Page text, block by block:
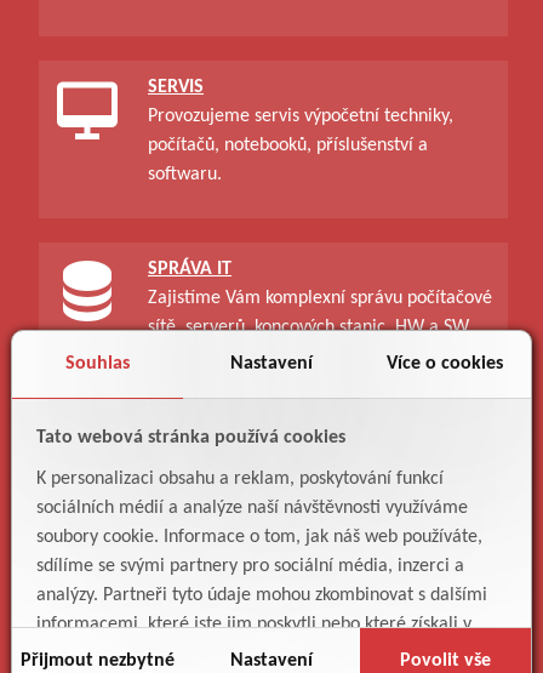
Souhlas Nastavení Více o cookies
Tato webová stránka používá cookies
K personalizaci obsahu a reklam, poskytování funkcí
sociálních médií a analýze naší návštěvnosti využíváme
soubory cookie. Informace o tom, jak náš web používáte,
sdílíme se svými partnery pro sociální média, inzerci a
analýzy. Partneři tyto údaje mohou zkombinovat s dalšími
informacemi, které jste jim poskytli nebo které získali v
důsledku toho, že používáte jejich služby.
Přijmout nezbytné Nastavení Povolit vše
SERVIS
Provozujeme servis výpočetní techniky,
počítačů, notebooků, příslušenství a
softwaru.
SPRÁVA IT
Zajistíme Vám komplexní správu počítačové
sítě, serverů, koncových stanic, HW a SW.
IT ŘEŠENÍ
Navrhneme, vybereme, dodáme a
poskládáme IT řešení dle Vašich potřeb.
PODPORA
Zajistíme Vám technickou podporu,